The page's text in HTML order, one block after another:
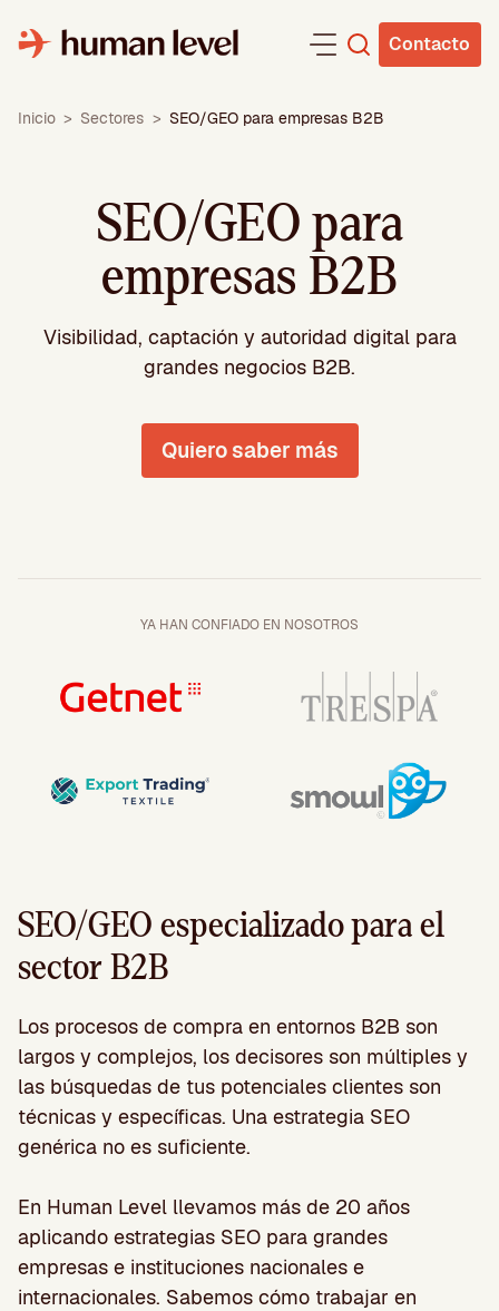
contenido
Contacto
Inicio > Sectores > SEO/GEO para empresas B2B
SEO/GEO para
empresas B2B
Visibilidad, captación y autoridad digital para
grandes negocios B2B.
Quiero saber más
YA HAN CONFIADO EN NOSOTROS
SEO/GEO especializado para el
sector B2B
Los procesos de compra en entornos B2B son
largos y complejos, los decisores son múltiples y
las búsquedas de tus potenciales clientes son
técnicas y específicas. Una estrategia SEO
genérica no es suficiente.
En Human Level llevamos más de 20 años
aplicando estrategias SEO para grandes
empresas e instituciones nacionales e
internacionales. Sabemos cómo trabajar en